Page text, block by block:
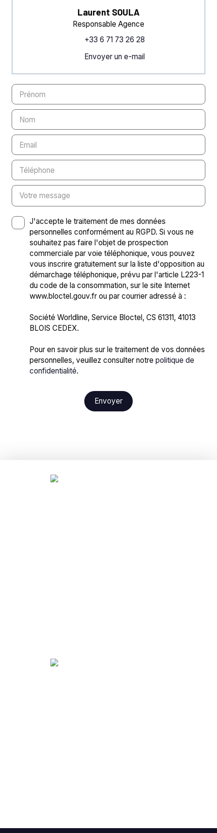
Laurent SOULA
Responsable Agence
+33 6 71 73 26 28
Envoyer un e-mail
Prénom
Nom
Email
Téléphone
Votre message
J'accepte le traitement de mes données
personnelles conformément au RGPD. Si vous ne
souhaitez pas faire l'objet de prospection
commerciale par voie téléphonique, vous pouvez
vous inscrire gratuitement sur la liste d'opposition au
démarchage téléphonique, prévu par l'article L223-1
du code de la consommation, sur le site Internet
www.bloctel.gouv.fr ou par courrier adressé à :
Société Worldline, Service Bloctel, CS 61311, 41013
BLOIS CEDEX.
Pour en savoir plus sur le traitement de vos données
personnelles, veuillez consulter notre politique de
confidentialité.
Envoyer